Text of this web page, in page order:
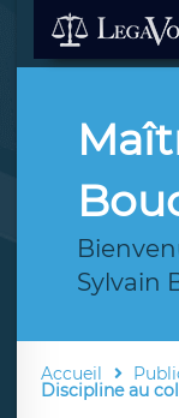
Sylvain
Accueil
Discipline au